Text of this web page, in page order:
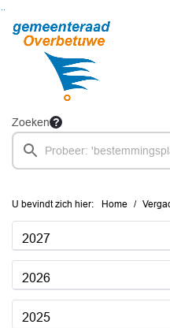
Zoeken
U bevindt zich hier: Home
2027
2026
2025